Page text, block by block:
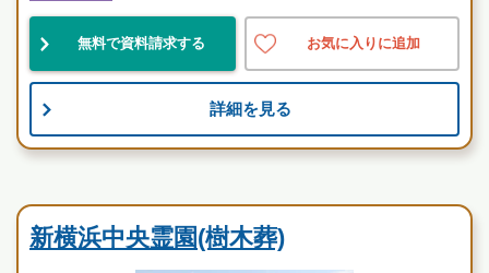
鴨居駅
好立地 設備良 宗教不問
お墓のことなら何でもご相談ください
霊園墓地のプロフェッショナルが無料でご案内いたしま
す
無料で資料請求する お気に入りに追加
詳細を見る
新横浜中央霊園(樹木葬)